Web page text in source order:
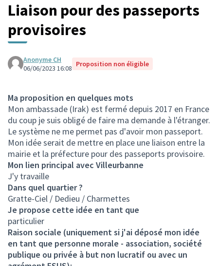
Liaison pour des passeports
provisoires
Anonyme CH
06/06/2023 16:08 Proposition non éligible
Ma proposition en quelques mots
Mon ambassade (Irak) est fermé depuis 2017 en France
du coup je suis obligé de faire ma demande à l'étranger.
Le système ne me permet pas d'avoir mon passeport.
Mon idée serait de mettre en place une liaison entre la
mairie et la préfecture pour des passeports provisoire.
Mon lien principal avec Villeurbanne
J'y travaille
Dans quel quartier ?
Gratte-Ciel / Dedieu / Charmettes
Je propose cette idée en tant que
particulier
Raison sociale (uniquement si j'ai déposé mon idée
en tant que personne morale - association, société
publique ou privée à but non lucratif ou avec un